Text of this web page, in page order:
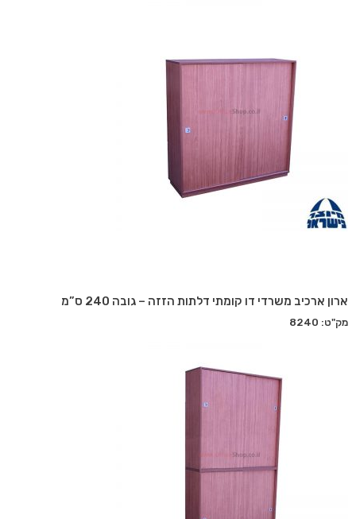
ארון ארכיב משרדי דו קומתי דלתות הזזה – גובה 240 ס”מ
מק"ט: 8240